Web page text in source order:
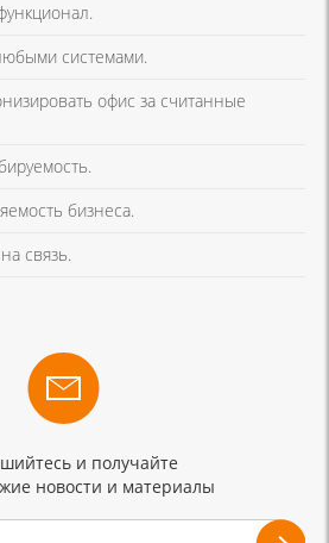
системами.
офис за считанные
бизнеса.
связь.
и получайте
новости и материалы